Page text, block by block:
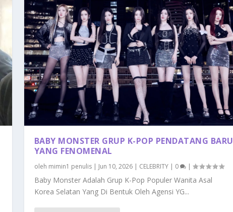
BABY MONSTER GRUP K-POP PENDATANG BARU
YANG FENOMENAL
oleh mimin1 penulis| Jun 10, 2026| CELEBRITY| 0 |
Baby Monster Adalah Grup K-Pop Populer Wanita Asal
Korea Selatan Yang Di Bentuk Oleh Agensi YG...